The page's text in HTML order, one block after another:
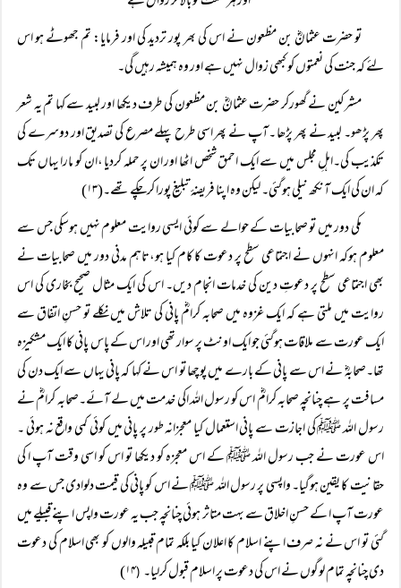
تو حضرت عثمانؓ بن مظعون نے اس کی بھر پور تردید کی اور فرمایا: تم جھوٹے ہو اس
لئے کہ جنت کی نعمتوں کو کبھی زوال نہیں ہے اور وہ ہمیشہ رہیں گی۔
مشرکین نے گھورکر حضرت عثمانؓ بن مظعون کی طرف دیکھا اور لبید سے کہا تم یہ شعر
پھر پڑھو۔ لبید نے پھر پڑھا ۔آپ نے پھر اسی طرح پہلے مصرع کی تصدیق اور دوسرے کی
تکذیب کی۔اہلِ مجلس میں سے ایک احمق شخص اٹھا اور ان پر حملہ کردیا ،ان کو مارا یہاں تک
کہ ان کی ایک آنکھ نیلی ہوگئی۔ لیکن وہ اپنا فریضۂ تبلیغ پورا کرچکے تھے۔(۱۳)
مکی دور میں تو صحابیات کے حوالے سے کوئی ایسی روایت معلوم نہیں ہوسکی جس سے
معلوم ہوکہ انہوں نے اجتماعی سطح پر دعوت کا کام کیا ہو،تاہم مدنی دور میں صحابیات نے
بھی اجتماعی سطح پر دعوتِ دین کی خدمات انجام دیں۔ اس کی ایک مثال صحیح بخاری کی اس
روایت میں ملتی ہے کہ ایک غزوہ میں صحابہ کرامؓ پانی کی تلاش میں نکلے تو حسنِ اتفاق سے
ایک عورت سے ملاقات ہوگئی جو ایک اونٹ پر سوار تھی اور اس کے پاس پانی کا ایک مشکیزہ
تھا۔صحابہؓ نے اس سے پانی کے بارے میں پوچھا تو اس نے کہا کہ پانی یہاں سے ایک دن کی
مسافت پر ہے چنانچہ صحابہ کرامؓ اس کو رسول اللہ اکی خدمت میں لے آئے۔صحابہ کرامؓ نے
رسول اللہ ﷺ کی اجازت سے پانی استعمال کیا معجزانہ طور پر پانی میں کوئی کمی واقع نہ ہوئی ۔
اس عورت نے جب رسول اللہ ﷺ کے اس معجزہ کو دیکھا تو اس کو اسی وقت آپ ا کی
حقانیت کا یقین ہوگیا۔ واپسی پر رسول اللہ ﷺ نے اس کو پانی کی قیمت دلوادی جس سے وہ
عورت آپ ا کے حسنِ اخلاق سے بہت متاثر ہوئی چنانچہ جب یہ عورت واپس اپنے قبیلے میں
گئی تو اس نے نہ صرف اپنے اسلام کا اعلان کیا بلکہ تمام قبیلہ والوں کو بھی اسلام کی دعوت
دی چنانچہ تمام لوگوں نے اس کی دعوت پر اسلام قبول کرلیا۔ (۱۴)